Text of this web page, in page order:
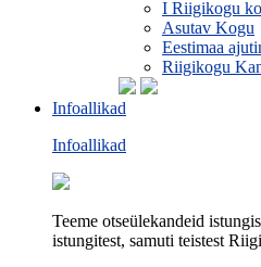
I Riigikogu
Asutav Kogu
Eestimaa
Riigikogu
Infoallikad
Infoallikad
Teeme otseülekandeid
istungitest, samuti teistest